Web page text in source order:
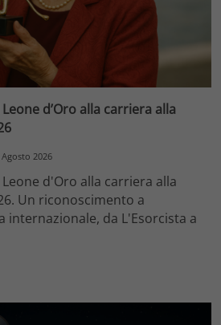
d’Oro alla carriera alla
Agosto 2026
d'Oro alla carriera alla
Un riconoscimento a
internazionale, da L'Esorcista a